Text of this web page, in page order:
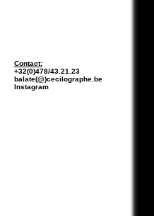
Contact:
+32(0)478/43.21.23
balate(@)cecilographe.be
Instagram